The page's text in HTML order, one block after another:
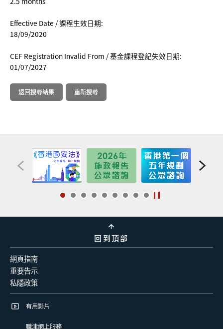
Effective Date / 課程生效日期:
18/09/2020
CEF Registration Invalid From / 基金課程登記失效日期:
01/07/2027
返回搜尋結果 重新搜尋
回到頂部
網頁指南
重要告示
私隱政策
有用影片
職津網上服務